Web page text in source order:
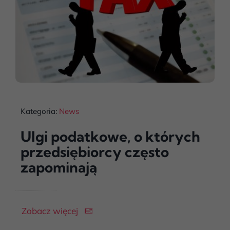
Kategoria: News
Ulgi podatkowe, o których
przedsiębiorcy często
zapominają
Zobacz więcej